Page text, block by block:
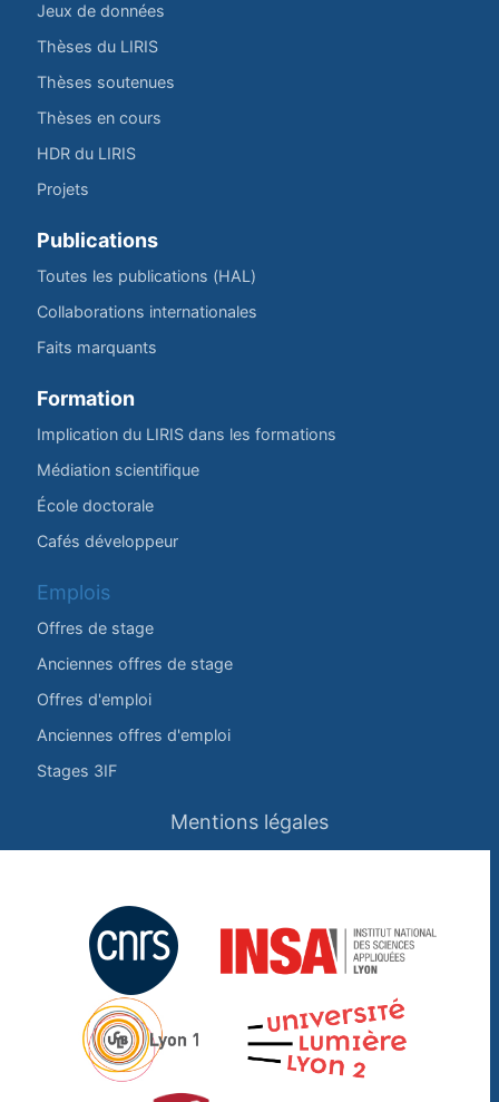
Jeux de données
Thèses du LIRIS
Thèses soutenues
Thèses en cours
HDR du LIRIS
Projets
Publications
Toutes les publications (HAL)
Collaborations internationales
Faits marquants
Formation
Implication du LIRIS dans les formations
Médiation scientifique
École doctorale
Cafés développeur
Emplois
Offres de stage
Anciennes offres de stage
Offres d'emploi
Anciennes offres d'emploi
Stages 3IF
Mentions légales